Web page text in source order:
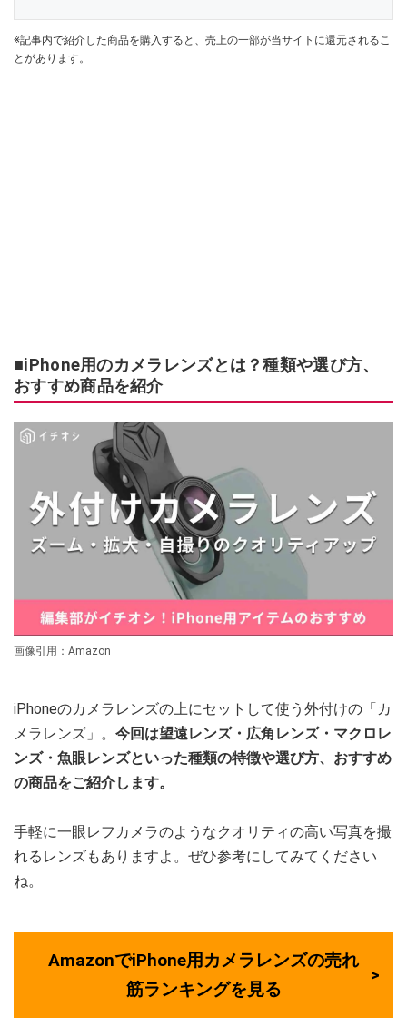
※記事内で紹介した商品を購入すると、売上の一部が当サイトに還元されるこ
とがあります。
■iPhone用のカメラレンズとは？種類や選び方、
おすすめ商品を紹介
画像引用：Amazon
iPhoneのカメラレンズの上にセットして使う外付けの「カ
メラレンズ」。 今回は望遠レンズ・広角レンズ・マクロレ
ンズ・魚眼レンズといった種類の特徴や選び方、おすすめ
の商品をご紹介します。
手軽に一眼レフカメラのようなクオリティの高い写真を撮
れるレンズもありますよ。ぜひ参考にしてみてください
ね。
AmazonでiPhone用カメラレンズの売れ
筋ランキングを見る